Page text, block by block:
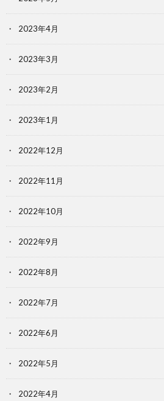
2023年4月
2023年3月
2023年2月
2023年1月
2022年12月
2022年11月
2022年10月
2022年9月
2022年8月
2022年7月
2022年6月
2022年5月
2022年4月